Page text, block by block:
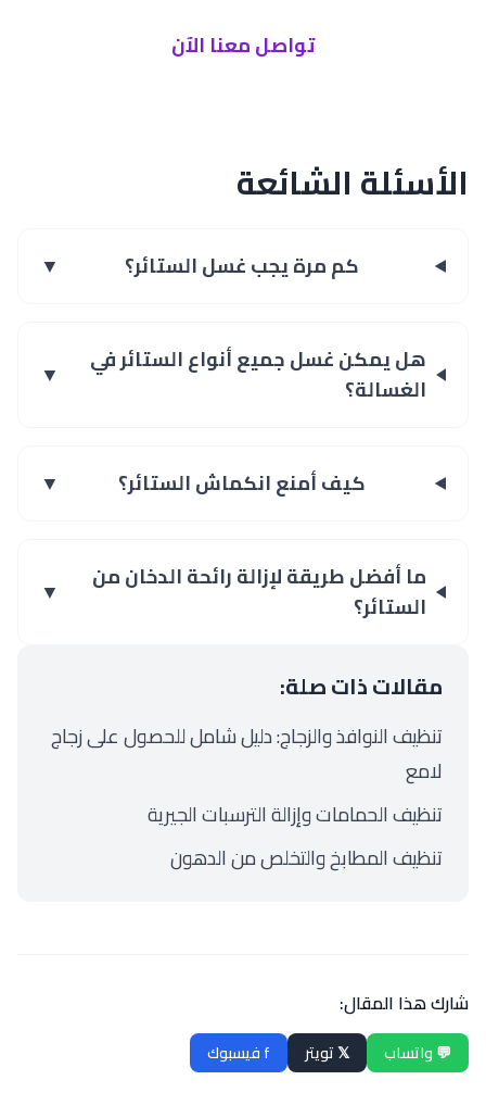
تواصل معنا الآن
الأسئلة الشائعة
كم مرة يجب غسل الستائر؟ ▼
هل يمكن غسل جميع أنواع الستائر في
الغسالة؟
▼
كيف أمنع انكماش الستائر؟ ▼
ما أفضل طريقة لإزالة رائحة الدخان من
الستائر؟
▼
مقالات ذات صلة:
تنظيف النوافذ والزجاج: دليل شامل للحصول على زجاج
لامع
تنظيف الحمامات وإزالة الترسبات الجيرية
تنظيف المطابخ والتخلص من الدهون
شارك هذا المقال:
💬 واتساب 𝕏 تويتر f فيسبوك